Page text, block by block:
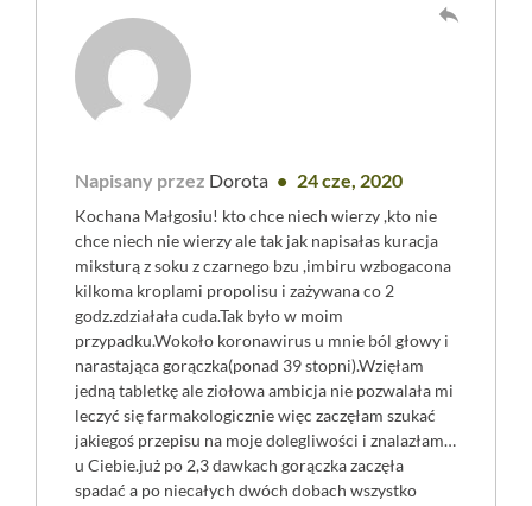
Napisany przez Dorota 24 cze, 2020
Kochana Małgosiu! kto chce niech wierzy ,kto nie
chce niech nie wierzy ale tak jak napisałas kuracja
miksturą z soku z czarnego bzu ,imbiru wzbogacona
kilkoma kroplami propolisu i zażywana co 2
godz.zdziałała cuda.Tak było w moim
przypadku.Wokoło koronawirus u mnie ból głowy i
narastająca gorączka(ponad 39 stopni).Wzięłam
jedną tabletkę ale ziołowa ambicja nie pozwalała mi
leczyć się farmakologicznie więc zaczęłam szukać
jakiegoś przepisu na moje dolegliwości i znalazłam…
u Ciebie.już po 2,3 dawkach gorączka zaczęła
spadać a po niecałych dwóch dobach wszystko
reply